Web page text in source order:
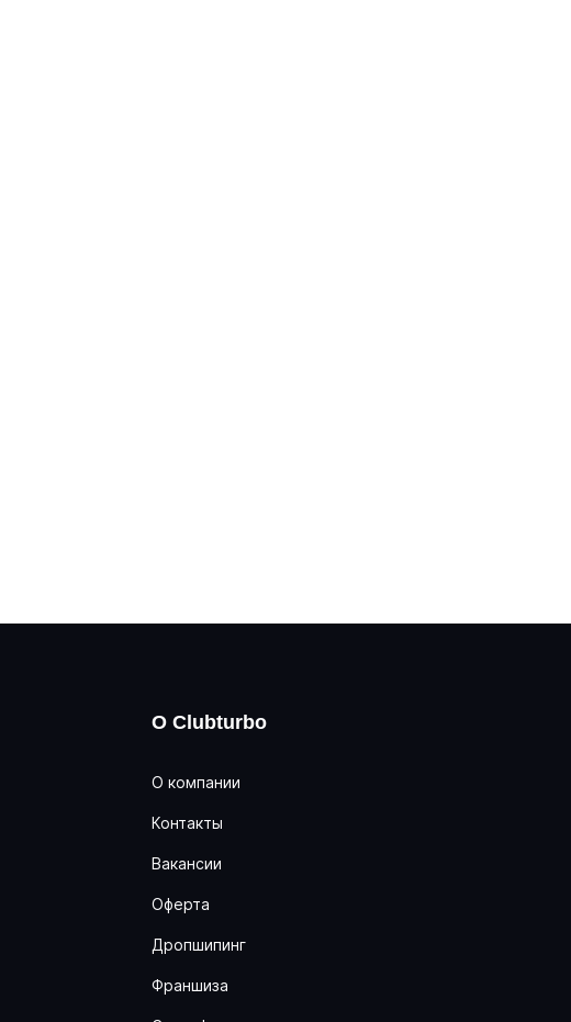
О Clubturbo
О компании
Контакты
Вакансии
Оферта
Дропшипинг
Франшиза